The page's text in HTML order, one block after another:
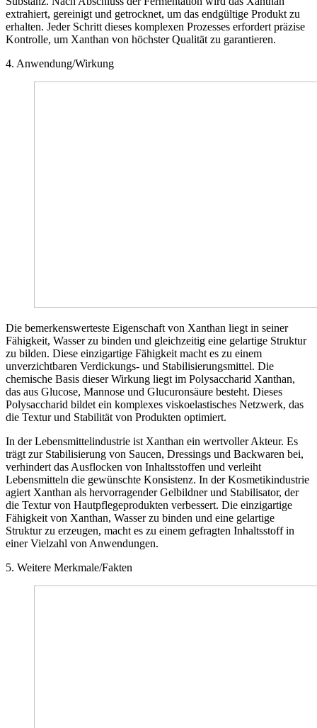
extrahiert, gereinigt und getrocknet, um das endgültige Produkt zu
erhalten. Jeder Schritt dieses komplexen Prozesses erfordert präzise
Kontrolle, um Xanthan von höchster Qualität zu garantieren.
4. Anwendung/Wirkung
Die bemerkenswerteste Eigenschaft von Xanthan liegt in seiner
Fähigkeit, Wasser zu binden und gleichzeitig eine gelartige Struktur
zu bilden. Diese einzigartige Fähigkeit macht es zu einem
unverzichtbaren Verdickungs- und Stabilisierungsmittel. Die
chemische Basis dieser Wirkung liegt im Polysaccharid Xanthan,
das aus Glucose, Mannose und Glucuronsäure besteht. Dieses
Polysaccharid bildet ein komplexes viskoelastisches Netzwerk, das
die Textur und Stabilität von Produkten optimiert.
In der Lebensmittelindustrie ist Xanthan ein wertvoller Akteur. Es
trägt zur Stabilisierung von Saucen, Dressings und Backwaren bei,
verhindert das Ausflocken von Inhaltsstoffen und verleiht
Lebensmitteln die gewünschte Konsistenz. In der Kosmetikindustrie
agiert Xanthan als hervorragender Gelbildner und Stabilisator, der
die Textur von Hautpflegeprodukten verbessert. Die einzigartige
Fähigkeit von Xanthan, Wasser zu binden und eine gelartige
Struktur zu erzeugen, macht es zu einem gefragten Inhaltsstoff in
einer Vielzahl von Anwendungen.
5. Weitere Merkmale/Fakten